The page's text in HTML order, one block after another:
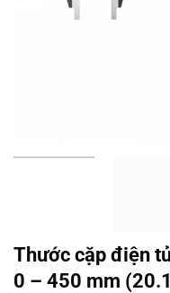
Thước cặp điện
0 – 450 mm